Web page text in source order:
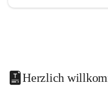
Herzlich